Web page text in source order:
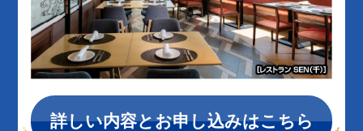
詳しい内容とお申し込みはこちら